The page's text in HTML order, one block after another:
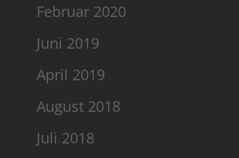
Februar 2020
Juni 2019
April 2019
August 2018
Juli 2018